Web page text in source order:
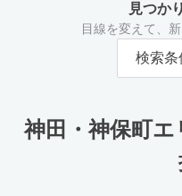
見つか
目線を変えて、
検索条
神田・神保町